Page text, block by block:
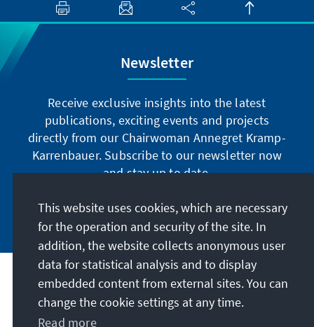
Newsletter
Receive exclusive insights into the latest
publications, exciting events and projects
directly from our Chairwoman Annegret Kramp-
Karrenbauer. Subscribe to our newsletter now
and stay up to date.
Subscribe now
Our mission
Contact
This website uses cookies, which are necessary
for the operation and security of the site. In
addition, the website collects anonymous user
data for statistical analysis and to display
embedded content from external sites. You can
change the cookie settings at any time.
Read more